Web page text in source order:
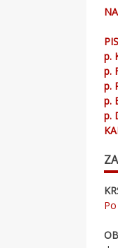
p.
p.
p.
p.
p.